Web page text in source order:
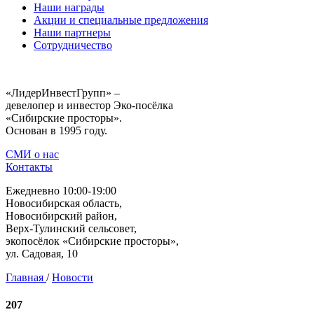
Наши награды
Акции и специальные предложения
Наши партнеры
Сотрудничество
«ЛидерИнвестГрупп» –
девелопер и инвестор Эко-посёлка
«Сибирские просторы».
Основан в 1995 году.
СМИ о нас
Контакты
Ежедневно 10:00-19:00
Новосибирская область,
Новосибирский район,
Верх-Тулинский сельсовет,
экопосёлок «Сибирские просторы»,
ул. Садовая, 10
Главная / Новости
207